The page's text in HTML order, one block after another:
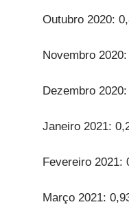
Outubro 2020:
Novembro
Dezembro
Janeiro 2021:
Fevereiro 2021:
Março 2021: